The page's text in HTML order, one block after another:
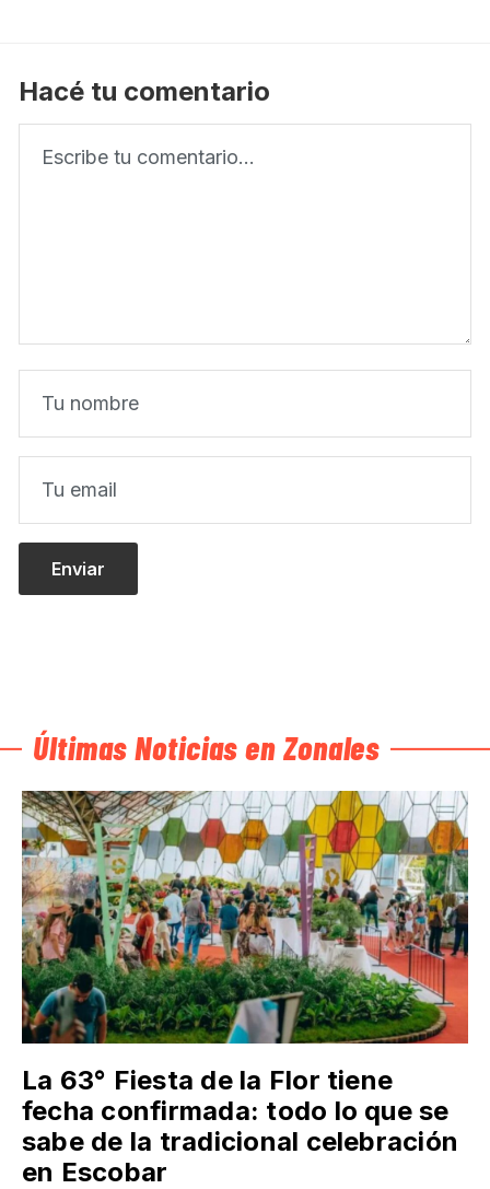
Hacé tu comentario
Últimas Noticias en Zonales
La 63° Fiesta de la Flor tiene
fecha confirmada: todo lo que se
sabe de la tradicional celebración
en Escobar